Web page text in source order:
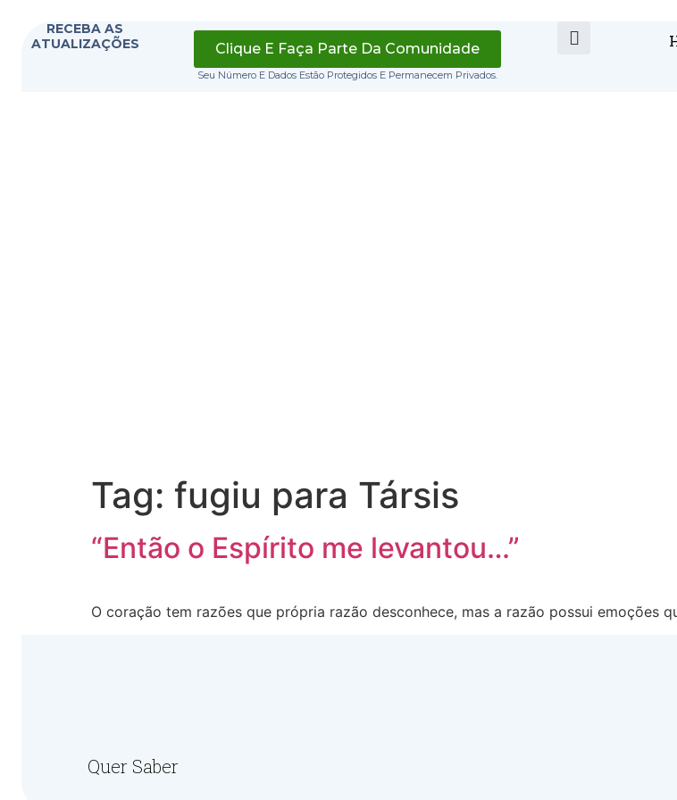
RECEBA AS
ATUALIZAÇÕES
Clique E Faça Parte Da Comunidade
Seu Número E Dados Estão Protegidos E Permanecem Privados.
Tag: fugiu para Társis
“Então o Espírito me levantou…”
O coração tem razões que própria razão desconhece, mas a razão possui emoções
Quer Saber